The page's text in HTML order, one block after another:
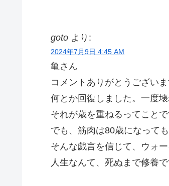
goto より:
2024年7月9日 4:45 AM
亀さん
コメントありがとうございま
何とか回復しました。一度
それが歳を重ねるってことで
でも、筋肉は80歳になって
そんな戯言を信じて、ウォ
人生なんて、死ぬまで修養